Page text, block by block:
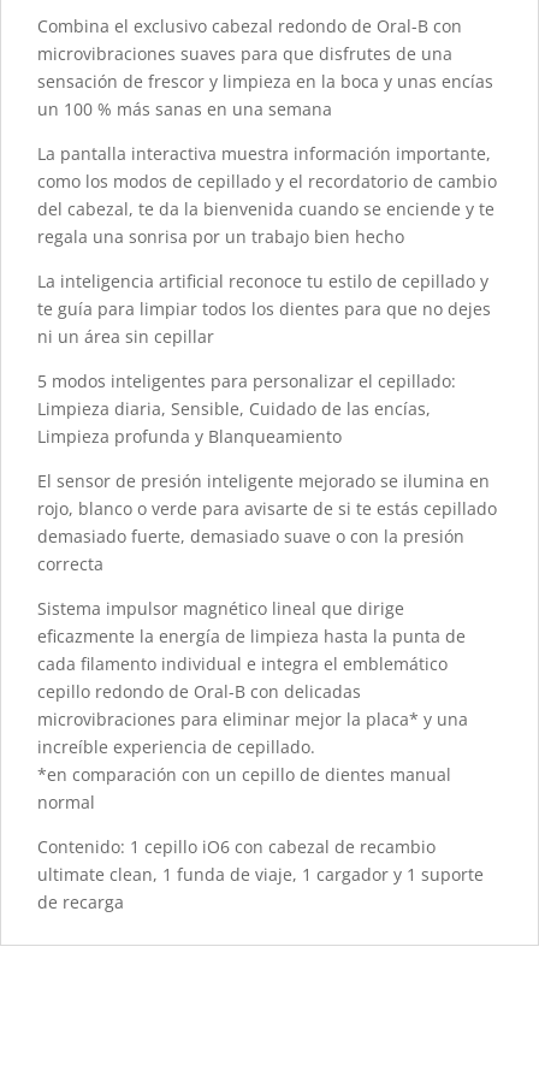
Combina el exclusivo cabezal redondo de Oral-B con
microvibraciones suaves para que disfrutes de una
sensación de frescor y limpieza en la boca y unas encías
un 100 % más sanas en una semana
La pantalla interactiva muestra información importante,
como los modos de cepillado y el recordatorio de cambio
del cabezal, te da la bienvenida cuando se enciende y te
regala una sonrisa por un trabajo bien hecho
La inteligencia artificial reconoce tu estilo de cepillado y
te guía para limpiar todos los dientes para que no dejes
ni un área sin cepillar
5 modos inteligentes para personalizar el cepillado:
Limpieza diaria, Sensible, Cuidado de las encías,
Limpieza profunda y Blanqueamiento
El sensor de presión inteligente mejorado se ilumina en
rojo, blanco o verde para avisarte de si te estás cepillado
demasiado fuerte, demasiado suave o con la presión
correcta
Sistema impulsor magnético lineal que dirige
eficazmente la energía de limpieza hasta la punta de
cada filamento individual e integra el emblemático
cepillo redondo de Oral-B con delicadas
microvibraciones para eliminar mejor la placa* y una
increíble experiencia de cepillado.
*en comparación con un cepillo de dientes manual
normal
Contenido: 1 cepillo iO6 con cabezal de recambio
ultimate clean, 1 funda de viaje, 1 cargador y 1 suporte
de recarga